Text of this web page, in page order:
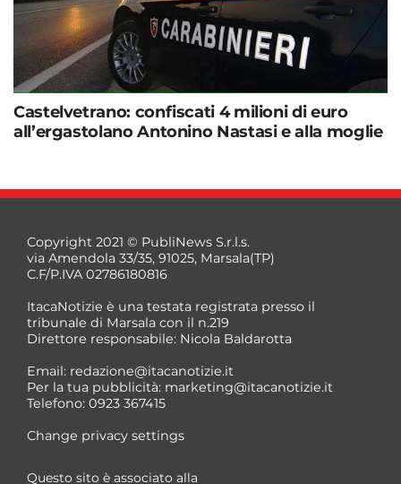
Castelvetrano: confiscati 4 milioni di euro
all’ergastolano Antonino Nastasi e alla moglie
Copyright 2021 © PubliNews S.r.l.s.
via Amendola 33/35, 91025, Marsala(TP)
C.F/P.IVA 02786180816
ItacaNotizie è una testata registrata presso il
tribunale di Marsala con il n.219
Direttore responsabile: Nicola Baldarotta
Email: redazione@itacanotizie.it
Per la tua pubblicità: marketing@itacanotizie.it
Telefono: 0923 367415
Change privacy settings
Questo sito è associato alla